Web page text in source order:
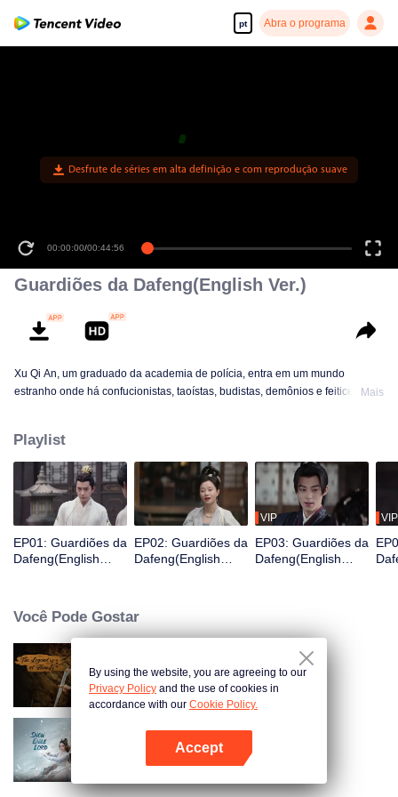
pt Abra o programa
Abra o programa
Desfrute de séries em alta definição e com reprodução suave
00:00:00/00:44:56
Guardiões da Dafeng(English Ver.)
Xu Qi An, um graduado da academia de polícia, entra em um mundo
estranho onde há confucionistas, taoístas, budistas, demônios e feiticeiros.
organização de guardiões para mudar seu destino e, assim, se torna um
Guardião.
Mais
Playlist
EP01: Guardiões da
Dafeng(English
EP02: Guardiões da
Dafeng(English
VIP
EP03: Guardiões da
Dafeng(English
VIP
Você Pode Gostar
A Lenda de Shen Li
Senhor Águia da Neve
By using the website, you are agreeing to our
Privacy Policy and the use of cookies in
accordance with our Cookie Policy.
Accept